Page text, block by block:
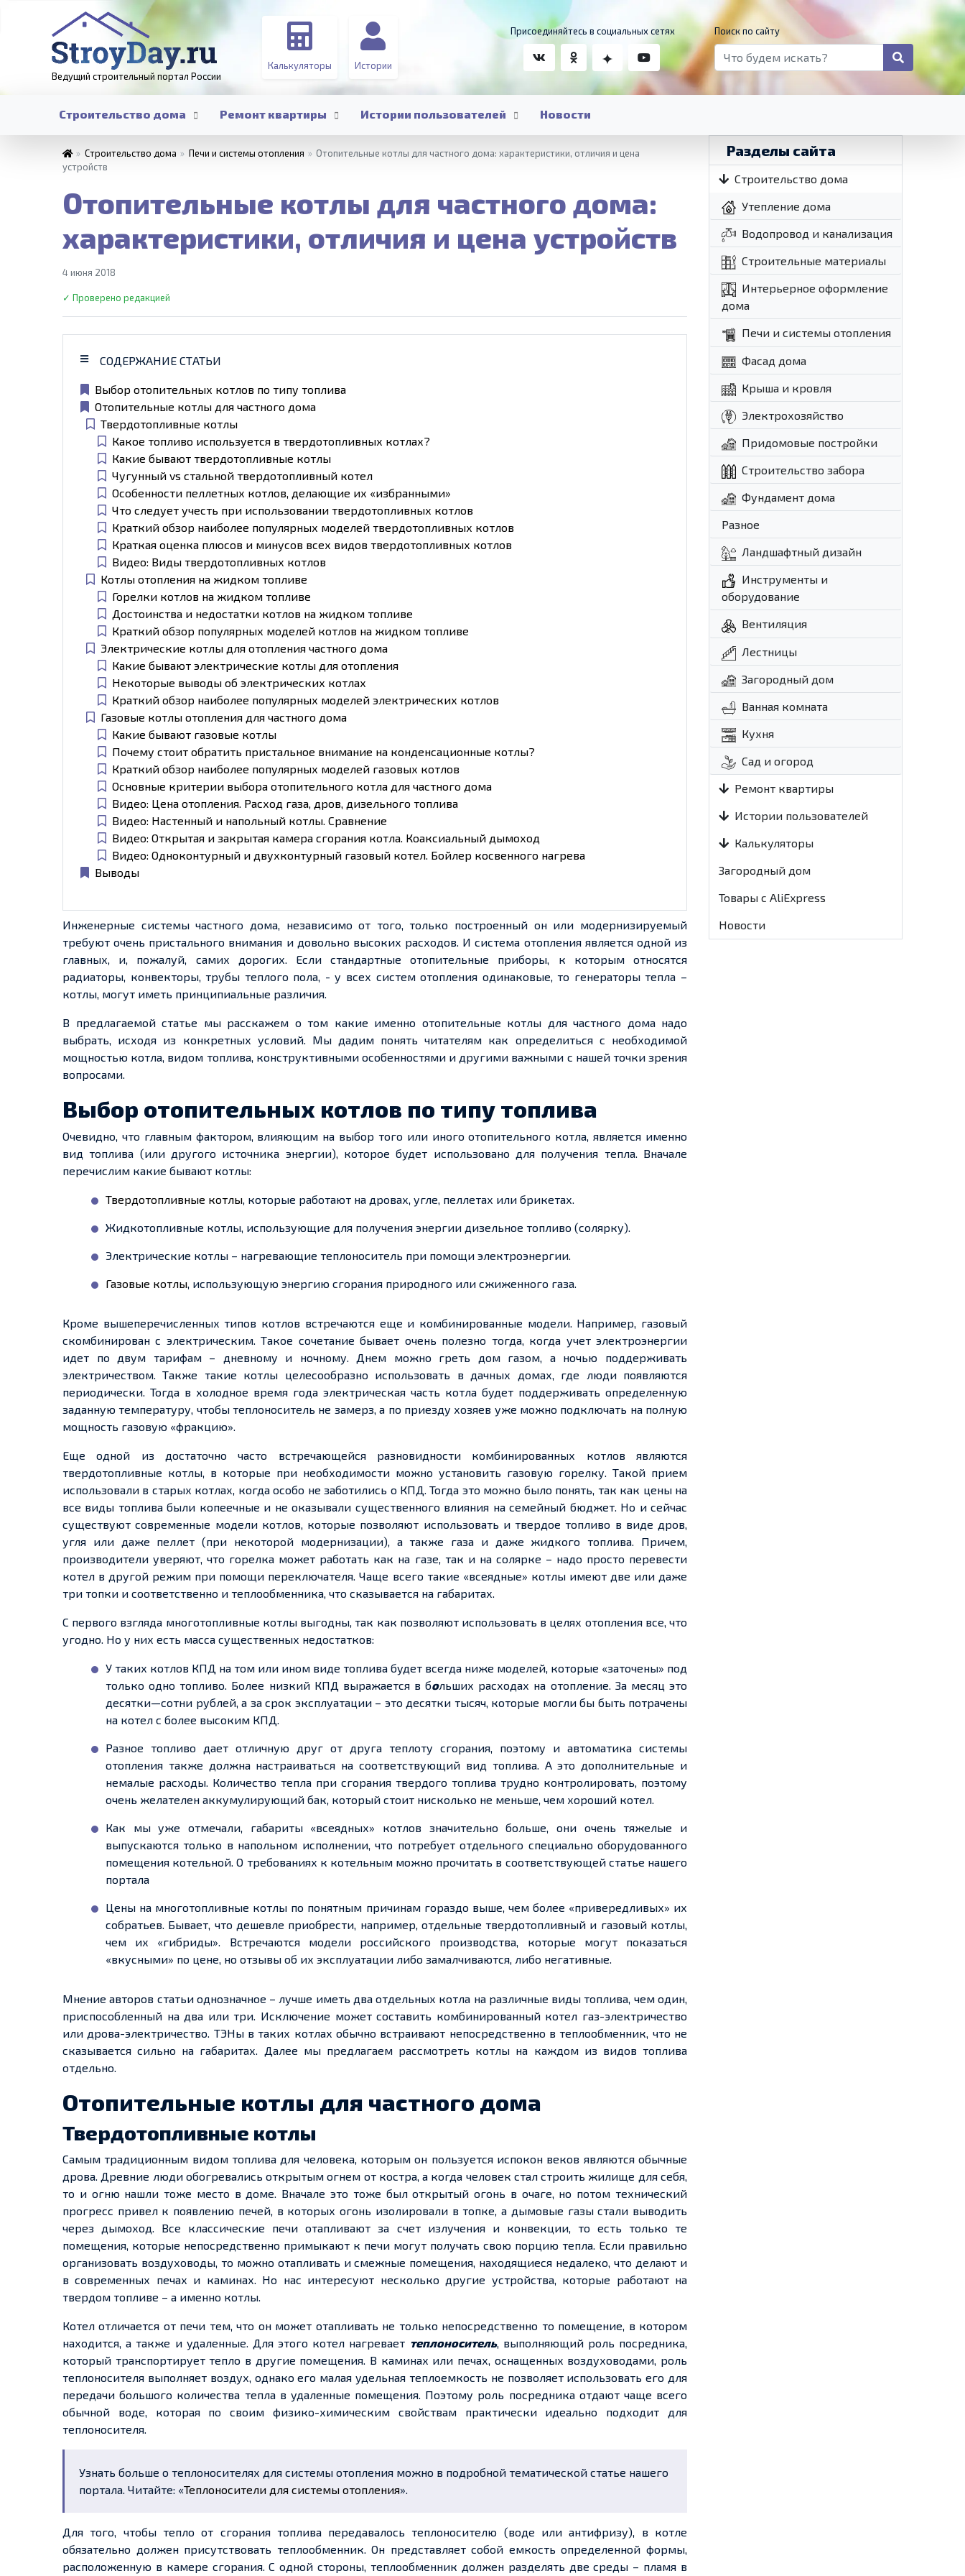
Ведущий строительный портал России
Калькуляторы Истории
Присоединяйтесь в социальных сетях Поиск по сайту
Строительство дома Ремонт квартиры Истории пользователей Новости
» Строительство дома » Печи и системы отопления » Отопительные котлы для частного дома: характеристики, отличия и цена
устройств
Отопительные котлы для частного дома:
характеристики, отличия и цена устройств
4 июня 2018
✓ Проверено редакцией
СОДЕРЖАНИЕ СТАТЬИ
Выбор отопительных котлов по типу топлива
Отопительные котлы для частного дома
Твердотопливные котлы
Какое топливо используется в твердотопливных котлах?
Какие бывают твердотопливные котлы
Чугунный vs стальной твердотопливный котел
Особенности пеллетных котлов, делающие их «избранными»
Что следует учесть при использовании твердотопливных котлов
Краткий обзор наиболее популярных моделей твердотопливных котлов
Краткая оценка плюсов и минусов всех видов твердотопливных котлов
Видео: Виды твердотопливных котлов
Котлы отопления на жидком топливе
Горелки котлов на жидком топливе
Достоинства и недостатки котлов на жидком топливе
Краткий обзор популярных моделей котлов на жидком топливе
Электрические котлы для отопления частного дома
Какие бывают электрические котлы для отопления
Некоторые выводы об электрических котлах
Краткий обзор наиболее популярных моделей электрических котлов
Газовые котлы отопления для частного дома
Какие бывают газовые котлы
Почему стоит обратить пристальное внимание на конденсационные котлы?
Краткий обзор наиболее популярных моделей газовых котлов
Основные критерии выбора отопительного котла для частного дома
Видео: Цена отопления. Расход газа, дров, дизельного топлива
Видео: Настенный и напольный котлы. Сравнение
Видео: Открытая и закрытая камера сгорания котла. Коаксиальный дымоход
Видео: Одноконтурный и двухконтурный газовый котел. Бойлер косвенного нагрева
Выводы
Инженерные системы частного дома, независимо от того, только построенный он или модернизируемый
требуют очень пристального внимания и довольно высоких расходов. И система отопления является одной из
главных, и, пожалуй, самих дорогих. Если стандартные отопительные приборы, к которым относятся
радиаторы, конвекторы, трубы теплого пола, - у всех систем отопления одинаковые, то генераторы тепла –
котлы, могут иметь принципиальные различия.
В предлагаемой статье мы расскажем о том какие именно отопительные котлы для частного дома надо
выбрать, исходя из конкретных условий. Мы дадим понять читателям как определиться с необходимой
мощностью котла, видом топлива, конструктивными особенностями и другими важными с нашей точки зрения
вопросами.
Выбор отопительных котлов по типу топлива
Очевидно, что главным фактором, влияющим на выбор того или иного отопительного котла, является именно
вид топлива (или другого источника энергии), которое будет использовано для получения тепла. Вначале
перечислим какие бывают котлы:
Твердотопливные котлы, которые работают на дровах, угле, пеллетах или брикетах.
Жидкотопливные котлы, использующие для получения энергии дизельное топливо (солярку).
Электрические котлы – нагревающие теплоноситель при помощи электроэнергии.
Газовые котлы, использующую энергию сгорания природного или сжиженного газа.
Кроме вышеперечисленных типов котлов встречаются еще и комбинированные модели. Например, газовый
скомбинирован с электрическим. Такое сочетание бывает очень полезно тогда, когда учет электроэнергии
идет по двум тарифам – дневному и ночному. Днем можно греть дом газом, а ночью поддерживать
электричеством. Также такие котлы целесообразно использовать в дачных домах, где люди появляются
периодически. Тогда в холодное время года электрическая часть котла будет поддерживать определенную
заданную температуру, чтобы теплоноситель не замерз, а по приезду хозяев уже можно подключать на полную
мощность газовую «фракцию».
Еще одной из достаточно часто встречающейся разновидности комбинированных котлов являются
твердотопливные котлы, в которые при необходимости можно установить газовую горелку. Такой прием
использовали в старых котлах, когда особо не заботились о КПД. Тогда это можно было понять, так как цены на
все виды топлива были копеечные и не оказывали существенного влияния на семейный бюджет. Но и сейчас
существуют современные модели котлов, которые позволяют использовать и твердое топливо в виде дров,
угля или даже пеллет (при некоторой модернизации), а также газа и даже жидкого топлива. Причем,
производители уверяют, что горелка может работать как на газе, так и на солярке – надо просто перевести
котел в другой режим при помощи переключателя. Чаще всего такие «всеядные» котлы имеют две или даже
три топки и соответственно и теплообменника, что сказывается на габаритах.
С первого взгляда многотопливные котлы выгодны, так как позволяют использовать в целях отопления все, что
угодно. Но у них есть масса существенных недостатков:
У таких котлов КПД на том или ином виде топлива будет всегда ниже моделей, которые «заточены» под
только одно топливо. Более низкий КПД выражается в больших расходах на отопление. За месяц это
десятки—сотни рублей, а за срок эксплуатации – это десятки тысяч, которые могли бы быть потрачены
на котел с более высоким КПД.
Разное топливо дает отличную друг от друга теплоту сгорания, поэтому и автоматика системы
отопления также должна настраиваться на соответствующий вид топлива. А это дополнительные и
немалые расходы. Количество тепла при сгорания твердого топлива трудно контролировать, поэтому
очень желателен аккумулирующий бак, который стоит нисколько не меньше, чем хороший котел.
Как мы уже отмечали, габариты «всеядных» котлов значительно больше, они очень тяжелые и
выпускаются только в напольном исполнении, что потребует отдельного специально оборудованного
помещения котельной. О требованиях к котельным можно прочитать в соответствующей статье нашего
портала
Цены на многотопливные котлы по понятным причинам гораздо выше, чем более «привередливых» их
собратьев. Бывает, что дешевле приобрести, например, отдельные твердотопливный и газовый котлы,
чем их «гибриды». Встречаются модели российского производства, которые могут показаться
«вкусными» по цене, но отзывы об их эксплуатации либо замалчиваются, либо негативные.
Мнение авторов статьи однозначное – лучше иметь два отдельных котла на различные виды топлива, чем один,
приспособленный на два или три. Исключение может составить комбинированный котел газ-электричество
или дрова-электричество. ТЭНы в таких котлах обычно встраивают непосредственно в теплообменник, что не
сказывается сильно на габаритах. Далее мы предлагаем рассмотреть котлы на каждом из видов топлива
отдельно.
Отопительные котлы для частного дома
Твердотопливные котлы
Самым традиционным видом топлива для человека, которым он пользуется испокон веков являются обычные
дрова. Древние люди обогревались открытым огнем от костра, а когда человек стал строить жилище для себя,
то и огню нашли тоже место в доме. Вначале это тоже был открытый огонь в очаге, но потом технический
прогресс привел к появлению печей, в которых огонь изолировали в топке, а дымовые газы стали выводить
через дымоход. Все классические печи отапливают за счет излучения и конвекции, то есть только те
помещения, которые непосредственно примыкают к печи могут получать свою порцию тепла. Если правильно
организовать воздуховоды, то можно отапливать и смежные помещения, находящиеся недалеко, что делают и
в современных печах и каминах. Но нас интересуют несколько другие устройства, которые работают на
твердом топливе – а именно котлы.
Котел отличается от печи тем, что он может отапливать не только непосредственно то помещение, в котором
находится, а также и удаленные. Для этого котел нагревает теплоноситель, выполняющий роль посредника,
который транспортирует тепло в другие помещения. В каминах или печах, оснащенных воздуховодами, роль
теплоносителя выполняет воздух, однако его малая удельная теплоемкость не позволяет использовать его для
передачи большого количества тепла в удаленные помещения. Поэтому роль посредника отдают чаще всего
обычной воде, которая по своим физико-химическим свойствам практически идеально подходит для
теплоносителя.
Узнать больше о теплоносителях для системы отопления можно в подробной тематической статье нашего
портала. Читайте: «Теплоносители для системы отопления».
Для того, чтобы тепло от сгорания топлива передавалось теплоносителю (воде или антифризу), в котле
обязательно должен присутствовать теплообменник. Он представляет собой емкость определенной формы,
расположенную в камере сгорания. С одной стороны, теплообменник должен разделять две среды – пламя в
Разделы сайта
Строительство дома
Утепление дома
Водопровод и канализация
Строительные материалы
Интерьерное оформление
дома
Печи и системы отопления
Фасад дома
Крыша и кровля
Электрохозяйство
Придомовые постройки
Строительство забора
Фундамент дома
Разное
Ландшафтный дизайн
Инструменты и
оборудование
Вентиляция
Лестницы
Загородный дом
Ванная комната
Кухня
Сад и огород
Ремонт квартиры
Истории пользователей
Калькуляторы
Загородный дом
Товары с AliExpress
Новости